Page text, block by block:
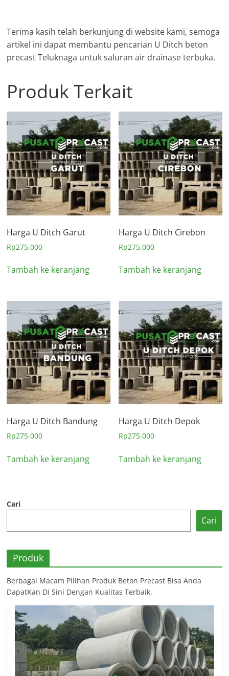
Terima kasih telah berkunjung di website kami, semoga
artikel ini dapat membantu pencarian U Ditch beton
precast Teluknaga untuk saluran air drainase terbuka.
Produk Terkait
Harga U Ditch Garut
Rp275.000
Tambah ke keranjang
Harga U Ditch Cirebon
Rp275.000
Tambah ke keranjang
Harga U Ditch Bandung
Rp275.000
Tambah ke keranjang
Harga U Ditch Depok
Rp275.000
Tambah ke keranjang
Cari
Cari
Produk
Berbagai Macam Pilihan Produk Beton Precast Bisa Anda
DapatKan Di Sini Dengan Kualitas Terbaik.